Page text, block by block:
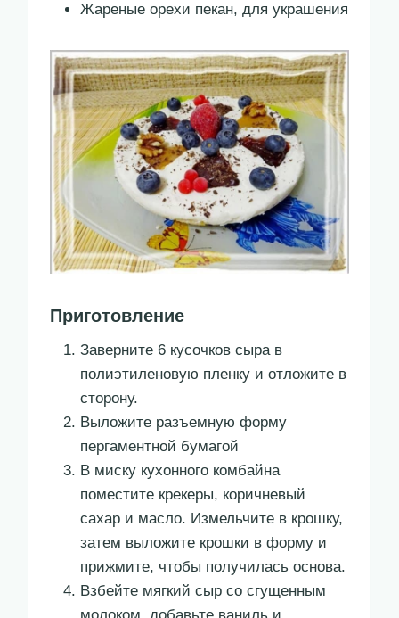
Жареные орехи пекан, для украшения
Приготовление
Заверните 6 кусочков сыра в
полиэтиленовую пленку и отложите в
сторону.
Выложите разъемную форму
пергаментной бумагой
В миску кухонного комбайна
поместите крекеры, коричневый
сахар и масло. Измельчите в крошку,
затем выложите крошки в форму и
прижмите, чтобы получилась основа.
Взбейте мягкий сыр со сгущенным